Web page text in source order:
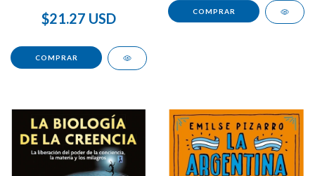
$21.27 USD